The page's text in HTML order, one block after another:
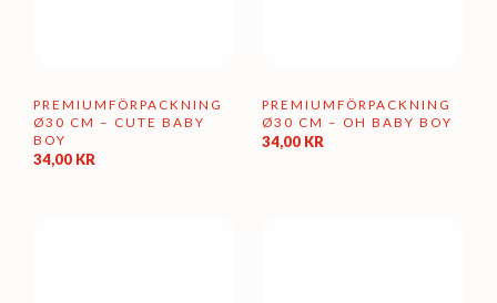
PREMIUMFÖRPACKNING
Ø30 CM – CUTE BABY
BOY
34,00 KR
PREMIUMFÖRPACKNING
Ø30 CM – OH BABY BOY
34,00 KR